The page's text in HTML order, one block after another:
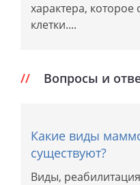
характера,
клетки....
Вопросы и
Какие виды
существуют?
Виды,